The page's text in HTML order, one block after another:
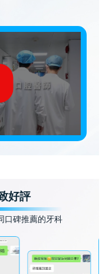
好評
口碑推薦的牙科